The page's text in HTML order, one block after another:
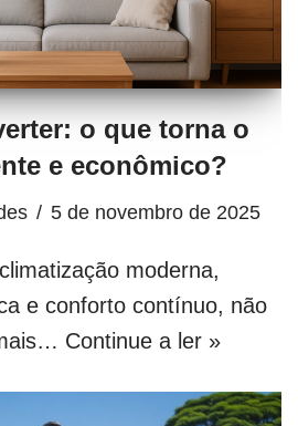
o que torna o
e econômico?
5 de novembro de 2025
moderna,
e conforto contínuo, não
Continue a ler »